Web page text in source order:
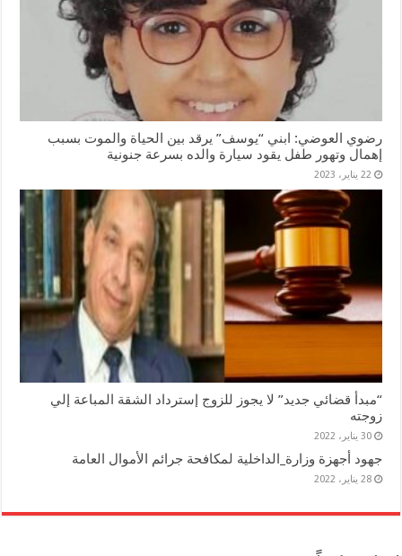
رضوي العوضي: ابني “يوسف” يرقد بين الحياة والموت بسبب
إهمال وتهور طفل يقود سيارة والده بسرعة جنونية
22 يناير، 2023
“مبدأ قضائي جديد” لا يجوز للزوج إسترداد الشقة المباعة إلي
زوجته
30 يناير، 2022
جهود أجهزة وزارة_الداخلية لمكافحة جرائم الأموال العامة
28 يناير، 2022